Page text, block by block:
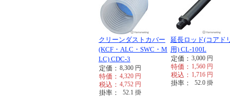
クリーンダストカバー
(KCF・ALC・SWC・M
LC) CDC-3
定価： 8,300 円
特価： 4,320 円
税込： 4,752 円
掛率： 52.1 掛
延長ロッド(コアド
用) CL-100L
定価： 3,000 円
特価： 1,560 円
税込： 1,716 円
掛率： 52.0 掛